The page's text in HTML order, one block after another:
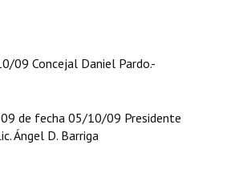
09 Concejal Daniel Pardo.-
de fecha 05/10/09 Presidente
Ángel D. Barriga